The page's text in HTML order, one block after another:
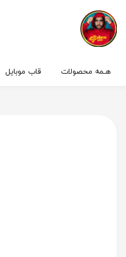
هـمه محصولات قاب موبایل